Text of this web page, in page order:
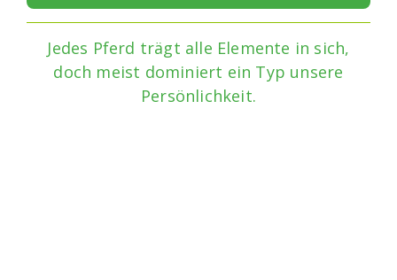
Jedes Pferd trägt alle Elemente in sich,
doch meist dominiert ein Typ unsere
Persönlichkeit.